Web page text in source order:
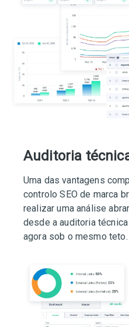
Auditoria
Uma das vantagens
controlo SEO de marca
realizar uma análise
desde a auditoria
agora sob o mesmo